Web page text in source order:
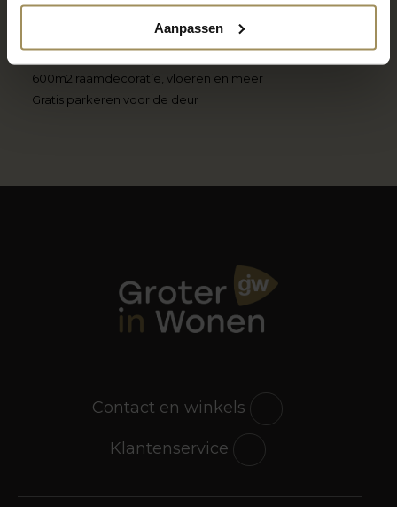
Aanpassen
600m2 raamdecoratie, vloeren en meer
Gratis parkeren voor de deur
Contact en winkels
Klantenservice